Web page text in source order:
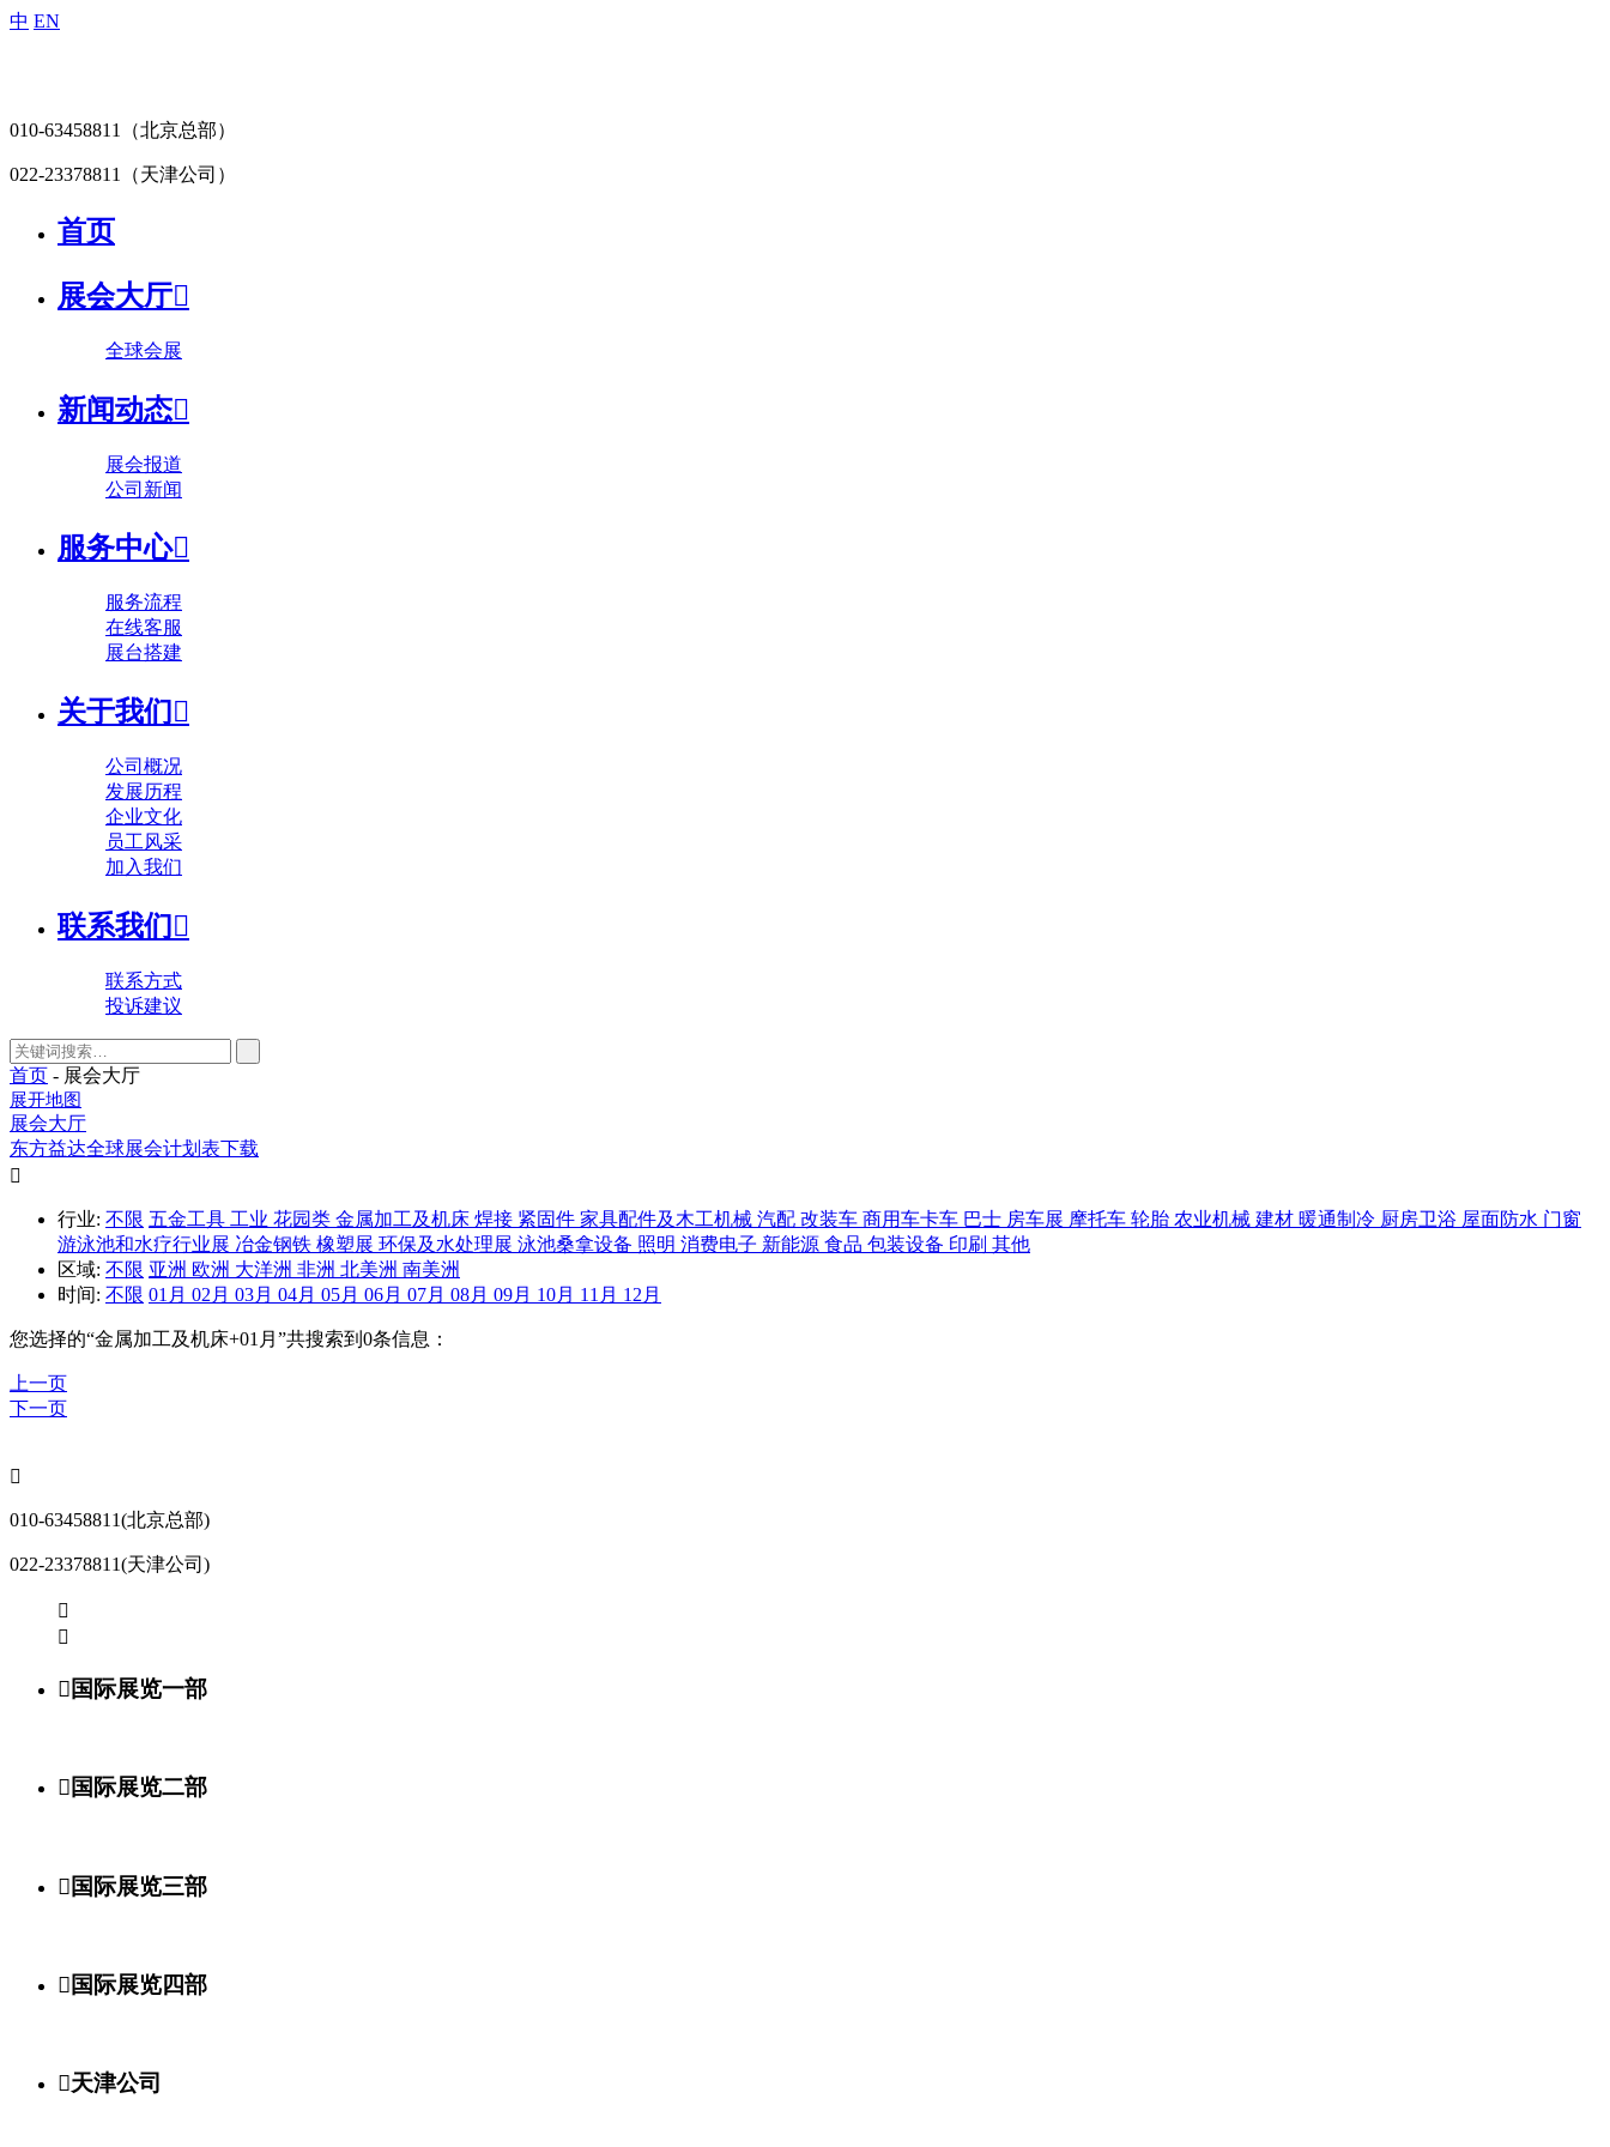
中 EN
010-63458811 （北京总部）
022-23378811 （天津公司）
首页
展会大厅
全球会展
新闻动态
展会报道
公司新闻
服务中心
服务流程
在线客服
展台搭建
关于我们 
公司概况
发展历程
企业文化
员工风采
加入我们
联系我们 
联系方式
投诉建议
首页 - 展会大厅
展开地图
展会大厅
东方益达全球展会计划表下载

行业: 不限 五金工具 工业 花园类 金属加工及机床 焊接 紧固件 家具配件及木工机械 汽配 改装车 商用车卡车 巴士 房车展 摩托车 轮胎 农业机械 建材 暖通制冷 厨房卫浴 屋面防水 门窗
游泳池和水疗行业展 冶金钢铁 橡塑展 环保及水处理展 泳池桑拿设备 照明 消费电子 新能源 食品 包装设备 印刷 其他
区域: 不限 亚洲 欧洲 大洋洲 非洲 北美洲 南美洲
时间: 不限 01月 02月 03月 04月 05月 06月 07月 08月 09月 10月 11月 12月
您选择的“金属加工及机床+01月 ”共搜索到0条信息：
上一页
下一页

010-63458811(北京总部)
022-23378811(天津公司)


国际展览一部
国际展览二部
国际展览三部
国际展览四部
天津公司